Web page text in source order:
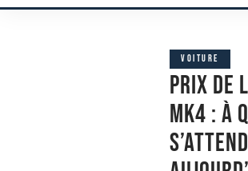
VOITURE
Prix de
Mk4 : à